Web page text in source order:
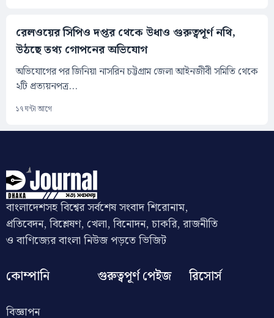
রেলওয়ের সিপিও দপ্তর থেকে উধাও গুরুত্বপূর্ণ নথি,
উঠছে তথ্য গোপনের অভিযোগ
অভিযোগের পর জিনিয়া নাসরিন চট্টগ্রাম জেলা আইনজীবী সমিতি থেকে
২টি প্রত্যয়নপত্র...
১৭ ঘন্টা আগে
বাংলাদেশসহ বিশ্বের সর্বশেষ সংবাদ শিরোনাম,
প্রতিবেদন, বিশ্লেষণ, খেলা, বিনোদন, চাকরি, রাজনীতি
ও বাণিজ্যের বাংলা নিউজ পড়তে ভিজিট
কোম্পানি
বিজ্ঞাপন
গুরুত্বপূর্ণ পেইজ রিসোর্স